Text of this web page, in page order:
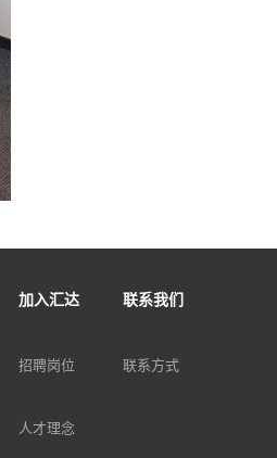
加入汇达
招聘岗位
人才理念
联系我们
联系方式